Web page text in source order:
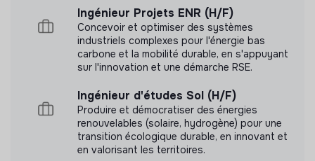
Nous avons réalisé une mesure d’impact en
interne.
Lire notre mesure d'impact
Labels et certifications
Ingénieur Projets ENR (H/F)
Concevoir et optimiser des systèmes
industriels complexes pour l'énergie bas
carbone et la mobilité durable, en s'appuyant
sur l'innovation et une démarche RSE.
Ingénieur d'études Sol (H/F)
Produire et démocratiser des énergies
renouvelables (solaire, hydrogène) pour une
transition écologique durable, en innovant et
en valorisant les territoires.